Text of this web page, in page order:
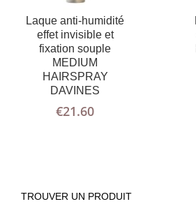
Laque anti-humidité
effet invisible et
fixation souple
MEDIUM
HAIRSPRAY
DAVINES
€21.60
TROUVER UN PRODUIT